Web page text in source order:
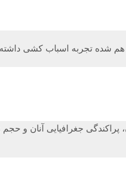
شده تجربه اسباب کشی داشته
پراکندگی جغرافیایی آنان